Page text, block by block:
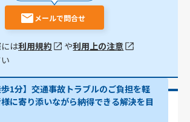
メールで問合せ
は利用規約 や利用上の注意
歩1分】交通事故トラブルのご負担を軽
に寄り添いながら納得できる解決を目